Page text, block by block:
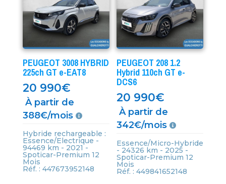
PEUGEOT 3008 HYBRID
225ch GT e-EAT8
20 990€
À partir de
388€/mois
Hybride rechargeable :
Essence/Electrique -
94469 km - 2021 -
Spoticar-Premium 12
Mois
Réf. : 447673952148
PEUGEOT 208 1.2
Hybrid 110ch GT e-
DCS6
20 990€
À partir de
342€/mois
Essence/Micro-Hybride
- 24326 km - 2025 -
Spoticar-Premium 12
Mois
Réf. : 449841652148